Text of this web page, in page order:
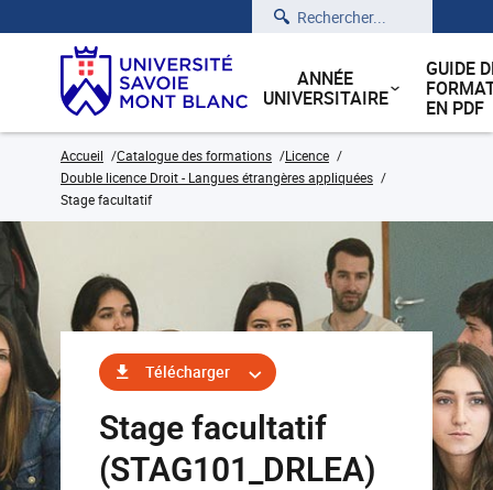
Rechercher
ANNÉE
UNIVERSITAIRE
GUIDE
EN PDF
Accueil Catalogue des formations
Licence
Double licence Droit - Langues étrangères appliquées
Stage facultatif
Télécharger
Stage facultatif
(STAG101_DRLEA)